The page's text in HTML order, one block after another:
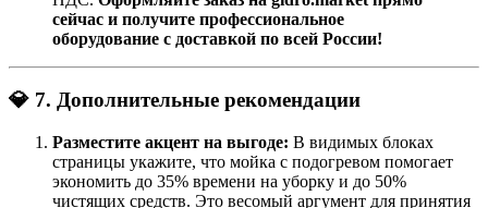
сейчас и получите профессиональное
оборудование с доставкой по всей России!
💎 7. Дополнительные рекомендации
Разместите акцент на выгоде: В видимых блоках
страницы укажите, что мойка с подогревом помогает
экономить до 35% времени на уборку и до 50%
чистящих средств. Это весомый аргумент для принятия